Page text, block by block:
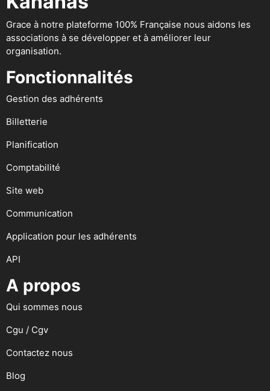
Grace à notre plateforme 100% Française nous aidons les
associations à se développer et à améliorer leur
organisation.
Fonctionnalités
Gestion des adhérents
Billetterie
Planification
Comptabilité
Site web
Communication
Application pour les adhérents
API
A propos
Qui sommes nous
Cgu / Cgv
Contactez nous
Blog